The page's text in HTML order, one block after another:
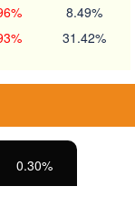
8.49%
31.42%
0.30%